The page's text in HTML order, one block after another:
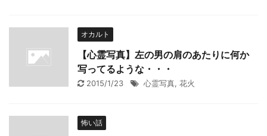
オカルト
【心霊写真】左の男の肩のあたりに何か
写ってるような・・・
2015/1/23 心霊写真, 花火
怖い話